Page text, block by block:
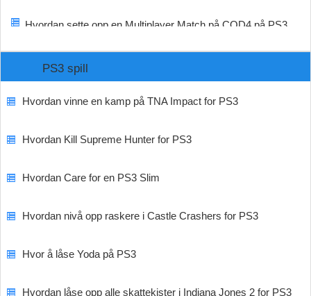
Hvordan sette opp en Multiplayer Match på COD4 på PS3
PS3 spill
Hvordan vinne en kamp på TNA Impact for PS3
Hvordan Kill Supreme Hunter for PS3
Hvordan Care for en PS3 Slim
Hvordan nivå opp raskere i Castle Crashers for PS3
Hvor å låse Yoda på PS3
Hvordan låse opp alle skattekister i Indiana Jones 2 for PS3